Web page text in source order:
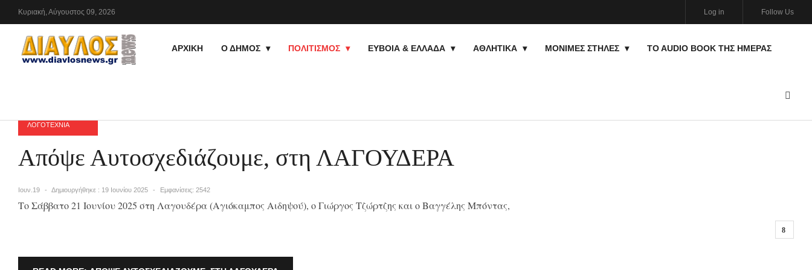
Κυριακή,Αύγουστος 09, 2026 Follow Us
Log in
ΑΡΧΙΚΗ Ο ΔΗΜΟΣ ΠΟΛΙΤΙΣΜΟΣ ΕΥΒΟΙΑ & ΕΛΛΑΔΑ ΑΘΛΗΤΙΚΑ ΜΟΝΙΜΕΣ ΣΤΗΛΕΣ TO AUDIO BOOK ΤΗΣ ΗΜΈΡΑΣ
ΛΟΓΟΤΕΧΝΙΑ
Απόψε Αυτοσχεδιάζουμε, στη ΛΑΓΟΥΔΕΡΑ
Ιουν.19 Δημιουργήθηκε : 19 Ιουνίου 2025 Εμφανίσεις: 2542
Το Σάββατο 21 Ιουνίου 2025 στη Λαγουδέρα (Αγιόκαμπος Αιδηψού), ο Γιώργος Τζώρτζης και ο Βαγγέλης Μπόντας,